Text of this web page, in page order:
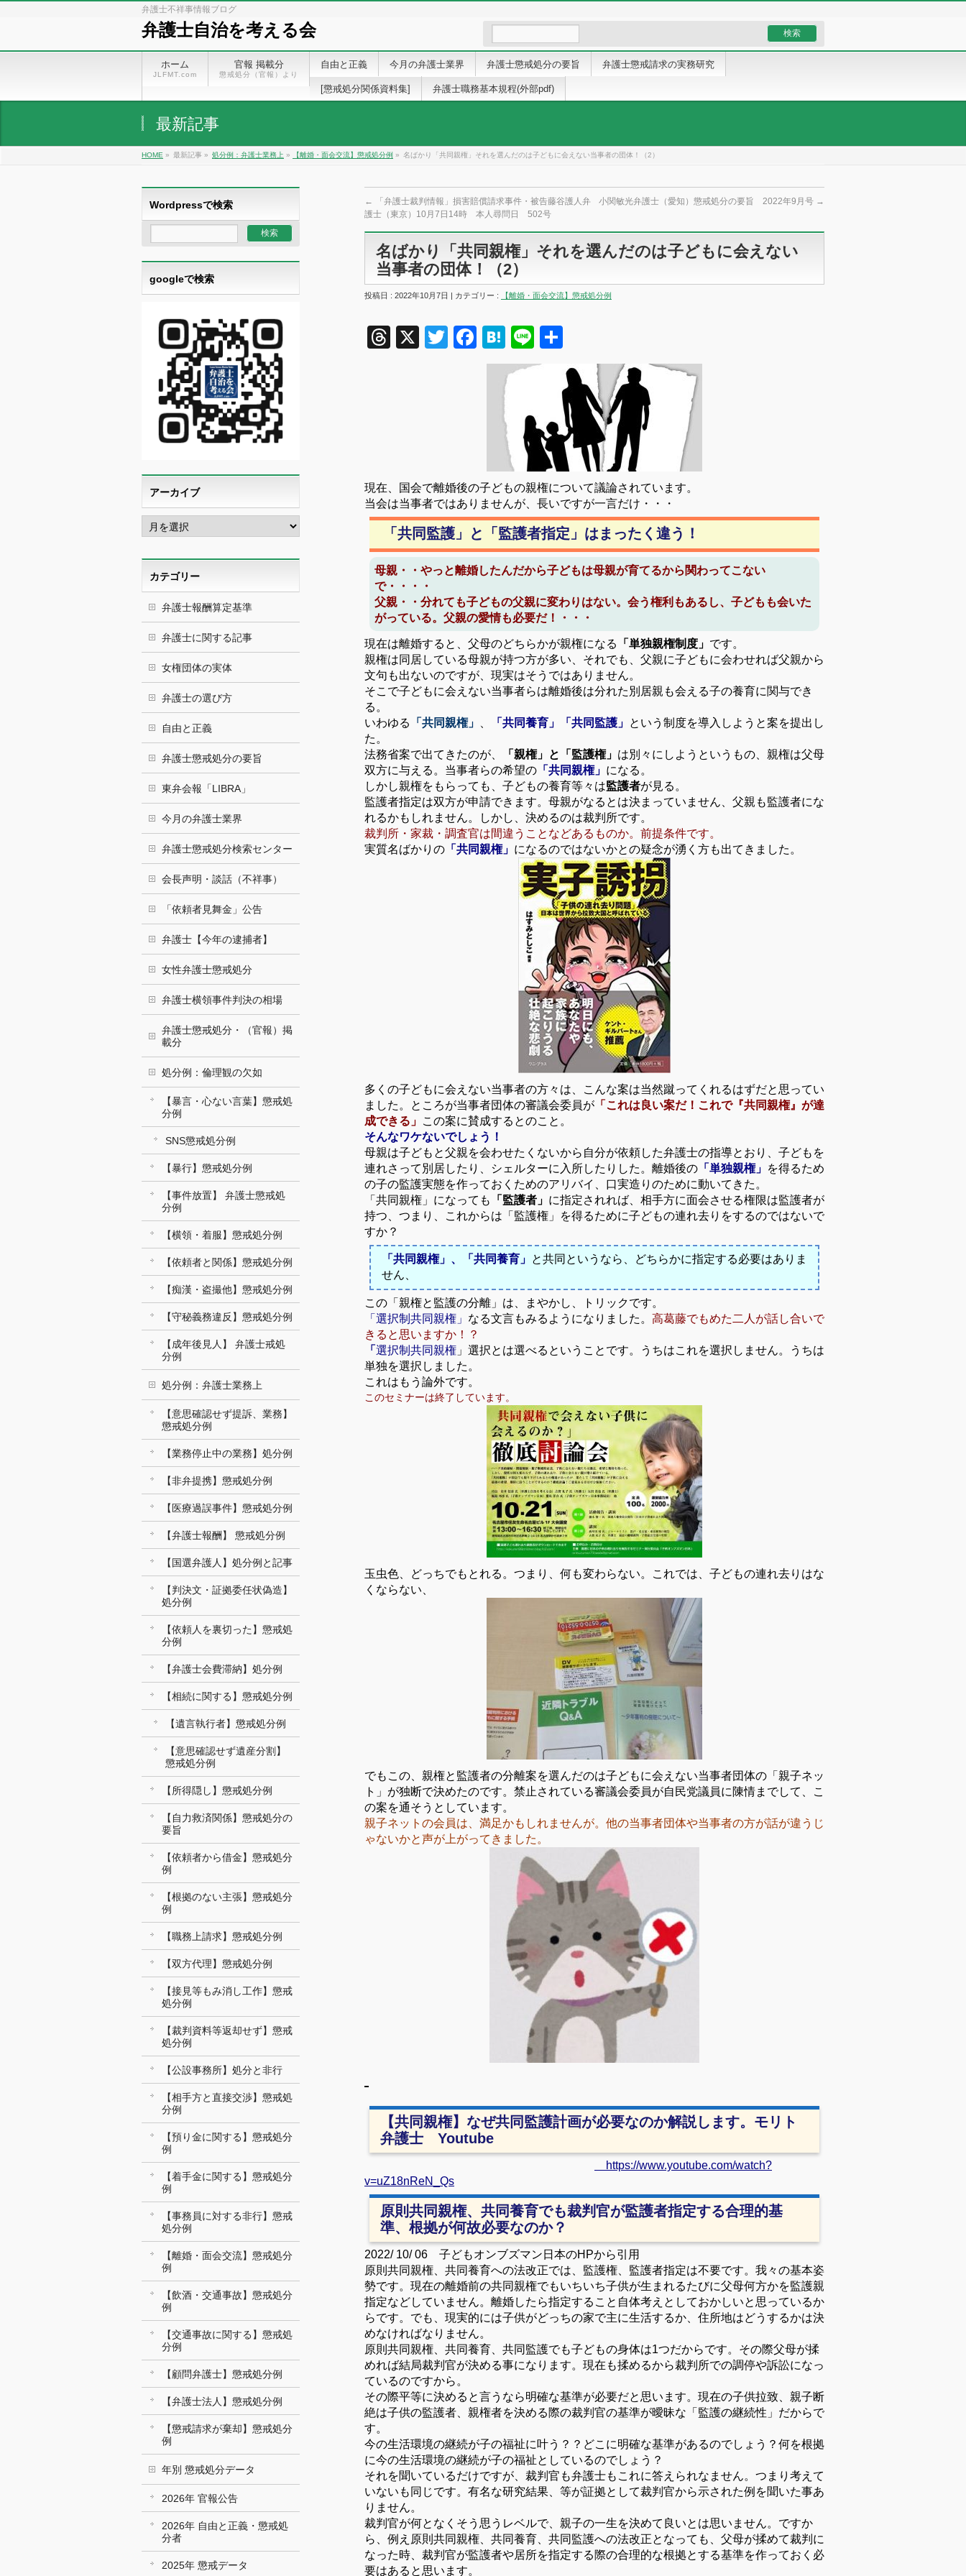
弁護士不祥事情報ブログ
弁護士自治を考える会
ホーム
JLFMT.com
官報 掲載分
懲戒処分（官報）より
自由と正義 今月の弁護士業界 弁護士懲戒処分の要旨 弁護士懲戒請求の実務研究
[懲戒処分関係資料集] 弁護士職務基本規程(外部pdf)
最新記事
HOME » 最新記事 » 処分例：弁護士業務上 » 【離婚・面会交流】懲戒処分例 » 名ばかり「共同親権」それを選んだのは子どもに会えない当事者の団体！（2）
←
「弁護士裁判情報」損害賠償請求事件・被告藤谷護人弁
護士（東京）10月7日14時 本人尋問日 502号
小関敏光弁護士（愛知）懲戒処分の要旨 2022年9月号 →
名ばかり「共同親権」それを選んだのは子どもに会えない
当事者の団体！（2）
投稿日 : 2022年10月7日 | カテゴリー : 【離婚・面会交流】懲戒処分例
Threads
X TwitterFacebook
Hatena
Line
現在、国会で離婚後の子どもの親権について議論されています。
当会は当事者ではありませんが、長いですが一言だけ・・・
「共同監護」と「監護者指定」はまったく違う！
母親・・やっと離婚したんだから子どもは母親が育てるから関わってこない
で・・・・
父親・・分れても子どもの父親に変わりはない。会う権利もあるし、子どもも会いた
がっている。父親の愛情も必要だ！・・・
現在は離婚すると、父母のどちらかが親権になる 「単独親権制度」 です。
親権は同居している母親が持つ方が多い、それでも、父親に子どもに会わせれば父親から
文句も出ないのですが、現実はそうではありません。
そこで子どもに会えない当事者らは離婚後は分れた別居親も会える子の養育に関与でき
る。
いわゆる
「共同親権」 「共同養育」「共同監護」 という制度を導入しようと案を提出し
た。
法務省案で出てきたのが、
「親権」と「監護権」 は別々にしようというもの、親権は父母
双方に与える。当事者らの希望の 「共同親権」 になる。
しかし親権をもらっても、子どもの養育等々は監護者が見る。
監護者指定は双方が申請できます。母親がなるとは決まっていません、父親も監護者にな
れるかもしれません。しかし、決めるのは裁判所です。
裁判所・家裁・調査官は間違うことなどあるものか。前提条件です。
実質名ばかりの 「共同親権」 になるのではないかとの疑念が湧く方も出てきました。
多くの子どもに会えない当事者の方々は、こんな案は当然蹴ってくれるはずだと思ってい
ました。ところが当事者団体の審議会委員が 「 これは良い案だ！これで『共同親権』が達
成できる」 この案に賛成するとのこと。
そんなワケないでしょう！
母親は子どもと父親を会わせたくないから自分が依頼した弁護士の指導とおり、子どもを
連れさって別居したり、シェルターに入所したりした。離婚後の 「単独親権」 を得るため
の子の監護実態を作っておくためのアリバイ、口実造りのために動いてきた。
「共同親権」になっても
「監護者」 に指定されれば、相手方に面会させる権限は監護者が
持つ、つまり、これからは「監護権」を得るために子どもの連れ去りをするのではないで
すか？
「共同親権」、「 共同養育」 と共同というなら、どちらかに指定する必要はありま
せん、
この「親権と監護の分離」は、まやかし、トリックです。
「選択制共同親権」 なる文言もみるようになりました。 高葛藤でもめた二人が話し合いで
きると思いますか！？
「 選択制共同親権 」選択とは選べるということです。うちはこれを選択しません。うちは
単独を選択しました。
これはもう論外です。
このセミナーは終了しています。
玉虫色、どっちでもとれる。つまり、何も変わらない。これでは、子どもの連れ去りはな
くならない、
でもこの、親権と監護者の分離案を選んだのは子どもに会えない当事者団体の「親子ネッ
ト」が独断で決めたのです。禁止されている審議会委員が自民党議員に陳情までして、こ
の案を通そうとしています。
親子ネットの会員は、満足かもしれませんが。他の当事者団体や当事者の方が話が違うじ
ゃないかと声が上がってきました。
【共同親権】なぜ共同監護計画が必要なのか解説します。モリト
弁護士 Youtube
https://www.youtube.com/watch?
v=uZ18nReN_Qs
原則共同親権、共同養育でも裁判官が監護者指定する合理的基
準、根拠が何故必要なのか？
2022/ 10/06 子どもオンブズマン日本のHPから引用
原則共同親権、共同養育への法改正では、監護権、監護者指定は不要です。我々の基本姿
勢です。現在の離婚前の共同親権でもいちいち子供が生まれるたびに父母何方かを監護親
指定などしていません。離婚したら指定すること自体考えとしておかしいと思っているか
らです。でも、現実的には子供がどっちの家で主に生活するか、住所地はどうするかは決
めなければなりません。
原則共同親権、共同養育、共同監護でも子どもの身体は1つだからです。その際父母が揉
めれば結局裁判官が決める事になります。現在も揉めるから裁判所での調停や訴訟になっ
ているのですから。
その際平等に決めると言うなら明確な基準が必要だと思います。現在の子供拉致、親子断
絶は子供の監護者、親権者を決める際の裁判官の基準が曖昧な「監護の継続性」だからで
す。
今の生活環境の継続が子の福祉に叶う？？どこに明確な基準があるのでしょう？何を根拠
に今の生活環境の継続が子の福祉としているのでしょう？
それを聞いているだけですが、裁判官も弁護士もこれに答えられなません。つまり考えて
いないも同じです。有名な研究結果、等が証拠として裁判官から示された例を聞いた事あ
りません。
裁判官が何となくそう思うレベルで、親子の一生を決めて良いとは思いません。ですか
ら、例え原則共同親権、共同養育、共同監護への法改正となっても、父母が揉めて裁判に
なった時、裁判官が監護者や居所を指定する際の合理的な根拠とする基準を作っておく必
要はあると思います。
Wordpressで検索
googleで検索
アーカイブ
ア
ー
イ
ブカテゴリー
弁護士報酬算定基準
弁護士に関する記事
女権団体の実体
弁護士の選び方
自由と正義
弁護士懲戒処分の要旨
東弁会報「LIBRA」
今月の弁護士業界
弁護士懲戒処分検索センター
会長声明・談話（不祥事）
「依頼者見舞金」公告
弁護士【今年の逮捕者】
女性弁護士懲戒処分
弁護士横領事件判決の相場
弁護士懲戒処分・（官報）掲
載分
処分例：倫理観の欠如
【暴言・心ない言葉】懲戒処
分例
SNS懲戒処分例
【暴行】懲戒処分例
【事件放置】 弁護士懲戒処
分例
【横領・着服】懲戒処分例
【依頼者と関係】懲戒処分例
【痴漢・盗撮他】懲戒処分例
【守秘義務違反】懲戒処分例
【成年後見人】 弁護士戒処
分例
処分例：弁護士業務上
【意思確認せず提訴、業務】
懲戒処分例
【業務停止中の業務】処分例
【非弁提携】懲戒処分例
【医療過誤事件】懲戒処分例
【弁護士報酬】 懲戒処分例
【国選弁護人】処分例と記事
【判決文・証拠委任状偽造】
処分例
【依頼人を裏切った】懲戒処
分例
【弁護士会費滞納】処分例
【相続に関する】懲戒処分例
【遺言執行者】懲戒処分例
【意思確認せず遺産分割】
懲戒処分例
【所得隠し】懲戒処分例
【自力救済関係】懲戒処分の
要旨
【依頼者から借金】懲戒処分
例
【根拠のない主張】懲戒処分
例
【職務上請求】懲戒処分例
【双方代理】懲戒処分例
【接見等もみ消し工作】懲戒
処分例
【裁判資料等返却せず】懲戒
処分例
【公設事務所】処分と非行
【相手方と直接交渉】懲戒処
分例
【預り金に関する】懲戒処分
例
【着手金に関する】懲戒処分
例
【事務員に対する非行】懲戒
処分例
【離婚・面会交流】懲戒処分
例
【飲酒・交通事故】懲戒処分
例
【交通事故に関する】懲戒処
分例
【顧問弁護士】懲戒処分例
【弁護士法人】懲戒処分例
【懲戒請求が棄却】懲戒処分
例
年別 懲戒処分データ
2026年 官報公告
2026年 自由と正義・懲戒処
分者
2025年 懲戒データ